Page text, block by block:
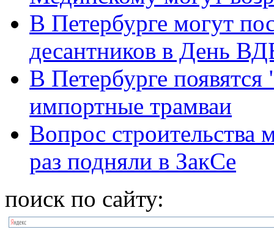
В Петербурге могут
десантников в День
В Петербурге
импортные трамваи
Вопрос строительства
раз подняли в ЗакСе
поиск по сайту: